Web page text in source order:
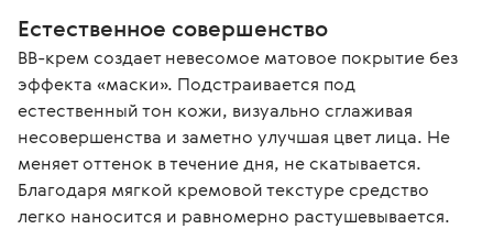
Естественное совершенство
BB-крем создает невесомое матовое покрытие без
эффекта «маски». Подстраивается под
естественный тон кожи, визуально сглаживая
несовершенства и заметно улучшая цвет лица. Не
меняет оттенок в течение дня, не скатывается.
Благодаря мягкой кремовой текстуре средство
легко наносится и равномерно растушевывается.